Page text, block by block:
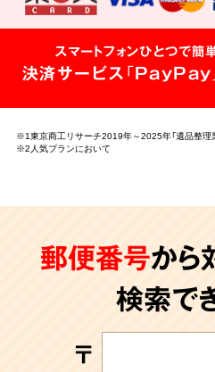
スマートフォンひとつで簡
決済サービス「PayPay
※1東京商工リサーチ2019年～2025年「遺品整理
※2人気プランにおいて
郵便番号から
検索で
〒